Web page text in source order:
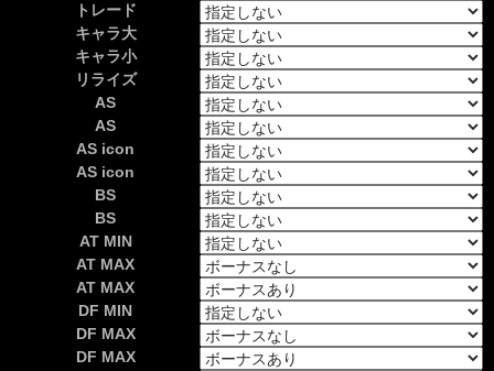
トレード
キャラ大
キャラ小
リライズ
AS
AS
AS icon
AS icon
BS
BS
AT MIN
AT MAX
AT MAX
DF MIN
DF MAX
DF MAX